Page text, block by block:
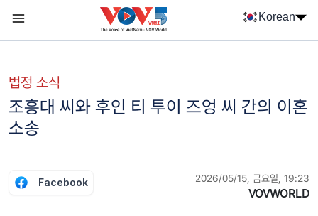
Korean
법정 소식
조흥대 씨와 후인 티 투이 즈엉 씨 간의 이혼
소송
Facebook 2026/05/15, 금요일, 19:23
VOVWORLD